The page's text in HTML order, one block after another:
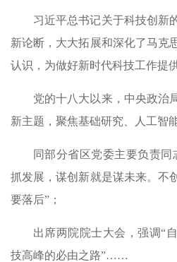
习近平总书记关于科技创新
新论断，大大拓展和深化了马克
认识，为做好新时代科技工作提
党的十八大以来，中央政治
新主题，聚焦基础研究、人工智
同部分省区党委主要负责
抓发展，谋创新就是谋未来。不
要落后”；
出席两院院士大会，强调“
技高峰的必由之路”……